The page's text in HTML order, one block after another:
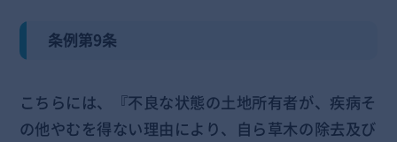
条例第9条
こちらには、『不良な状態の土地所有者が、疾病そ
の他やむを得ない理由により、自ら草木の除去及び